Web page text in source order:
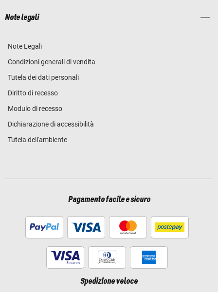
Note legali
Note Legali
Condizioni generali di vendita
Tutela dei dati personali
Diritto di recesso
Modulo di recesso
Dichiarazione di accessibilità
Tutela dell'ambiente
Pagamento facile e sicuro
Spedizione veloce